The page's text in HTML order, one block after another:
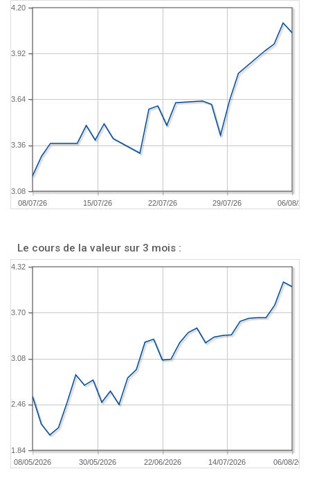
08/07/26 15/07/26 22/07/26 29/07/26 06/08/26
3.08
3.36
3.64
3.92
4.20
Le cours de la valeur sur 3 mois :
08/05/2026 30/05/2026 22/06/2026 14/07/2026 06/08/2026
1.84
2.46
3.08
3.70
4.32